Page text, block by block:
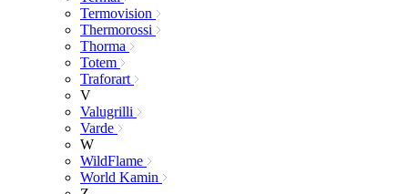
Termovision
Thermorossi
Thorma
Totem
Traforart
V
Valugrilli
Varde
W
WildFlame
World Kamin